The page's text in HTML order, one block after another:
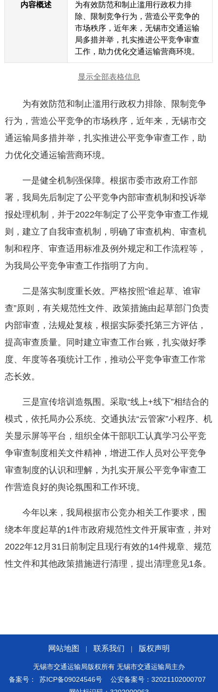
内容概述
为有效防范和制止滥用行政权力排
除、限制竞争行为，营造公平竞争的
市场秩序，近年来，无锡市交通运输
局多措并举，扎实推进公平竞争审查
工作，助力优化交通运输营商环境。
显示全部表格信息
为有效防范和制止滥用行政权力排除、限制竞争
行为，营造公平竞争的市场秩序，近年来，无锡市交
通运输局多措并举，扎实推进公平竞争审查工作，助
力优化交通运输营商环境。
一是健全机制强保障。根据市委市政府工作部
署，我局先后制定了公平竞争内部审查机制和投诉举
报处理机制，并于2022年制定了公平竞争审查工作规
则，建立了自我审查机制，明确了审查机构、审查机
制和程序、审查适用标准及例外规定和工作流程等，
为我局公平竞争审查工作指明了方向。
二是落实制度重长效。严格按照“谁起草、谁审
查”原则，有关规范性文件、政策措施由起草部门负责
内部审查，法规处复核，根据实际委托第三方评估，
提高审查质量。同时建立审查工作台账，扎实做好季
度、年度等各项统计工作，推动公平竞争审查工作常
态长效。
三是宣传培训造氛围。采取“线上+线下”相结合的
模式，依托局办公系统、交通执法“云管家”小程序、机
关显示屏等平台，组织全体干部职工认真学习公平竞
争审查制度相关文件精神，增进工作人员对公平竞争
审查制度的认识和理解，为扎实开展公平竞争审查工
作营造良好的舆论氛围和工作环境。
今年以来，我局根据市公竞办相关工作要求，围
绕本年度起草的1件市政府规范性文件开展审查，并对
2022年12月31日前制定且现行有效的14件规章、规范
性文件和其他政策措施进行清理，提出清理意见1条。
网站地图 联系我们 版权声明
无锡市交通运输局版权所有 无锡市交通运输局主办
备案号：
苏ICP备09024546号
公安备案号：32021102000707